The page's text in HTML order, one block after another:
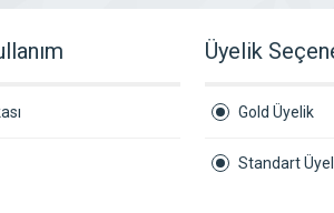
Üyelik
Gold Üyelik
Standart